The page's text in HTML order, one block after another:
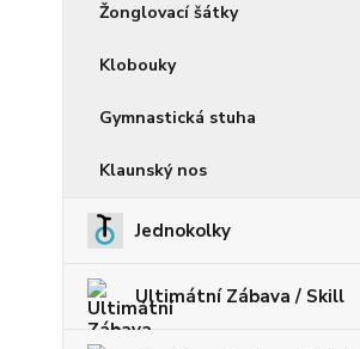
Žonglovací šátky
Klobouky
Gymnastická stuha
Klaunský nos
Jednokolky
Ultimátní Zábava / Skill